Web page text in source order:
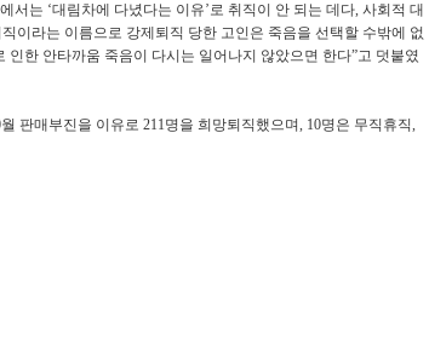
서는 ‘대림차에 다녔다는 이유’로 취직이 안 되는 데다, 사회적 대
이라는 이름으로 강제퇴직 당한 고인은 죽음을 선택할 수밖에 없
인한 안타까움 죽음이 다시는 일어나지 않았으면 한다”고 덧붙였
판매부진을 이유로 211명을 희망퇴직했으며, 10명은 무직휴직,